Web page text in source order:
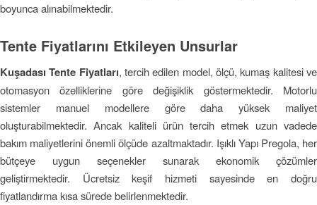
boyunca alınabilmektedir.
Tente Fiyatlarını Etkileyen Unsurlar
Kuşadası Tente Fiyatları, tercih edilen model, ölçü, kumaş kalitesi ve
otomasyon özelliklerine göre değişiklik göstermektedir. Motorlu
sistemler manuel modellere göre daha yüksek maliyet
oluşturabilmektedir. Ancak kaliteli ürün tercih etmek uzun vadede
bakım maliyetlerini önemli ölçüde azaltmaktadır. Işıklı Yapı Pregola, her
bütçeye uygun seçenekler sunarak ekonomik çözümler
geliştirmektedir. Ücretsiz keşif hizmeti sayesinde en doğru
fiyatlandırma kısa sürede belirlenmektedir.